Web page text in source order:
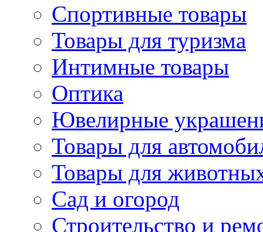
Спортивные товары
Товары для туризма
Интимные товары
Оптика
Ювелирные
Товары для
Товары для
Сад и огород
Строительство и